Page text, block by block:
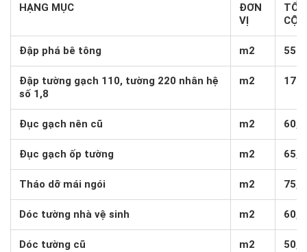
HẠNG MỤC
ĐƠN
VỊ
Đập phá bê tông m2
Đập tường gạch 110, tường 220 nhân hệ
số 1,8
m2
Đục gạch nên cũ m2
Đục gạch ốp tường m2
Tháo dỡ mái ngói m2
Dóc tường nhà vệ sinh m2
Dóc tường cũ m2